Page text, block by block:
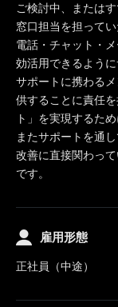
ご検討中、または
窓口担当を担ってい
電話・チャット・
効活用できるよう
サポートに携わる
供することに責任
ト」を実現するた
またサポートを通
改善に直接関わっ
です。
雇用形態
正社員（中途）